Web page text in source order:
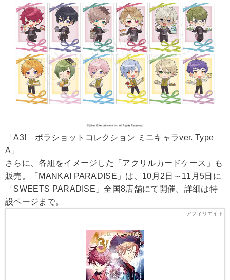
「A3! ポラショットコレクション ミニキャラver. Type
A」
さらに、各組をイメージした「アクリルカードケース」も
販売。「MANKAI PARADISE」は、10月2日～11月5日に
「SWEETS PARADISE」全国8店舗にて開催。詳細は特
設ページまで。